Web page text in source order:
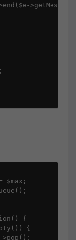
$max;
{
{
>pop();